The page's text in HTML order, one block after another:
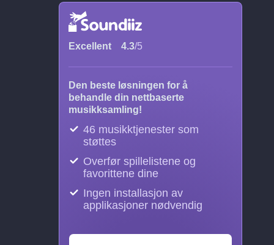
Excellent 4.3/5
Den beste løsningen for å
behandle din nettbaserte
musikksamling!
46 musikktjenester som
støttes
Overfør spillelistene og
favorittene dine
Ingen installasjon av
applikasjoner nødvendig